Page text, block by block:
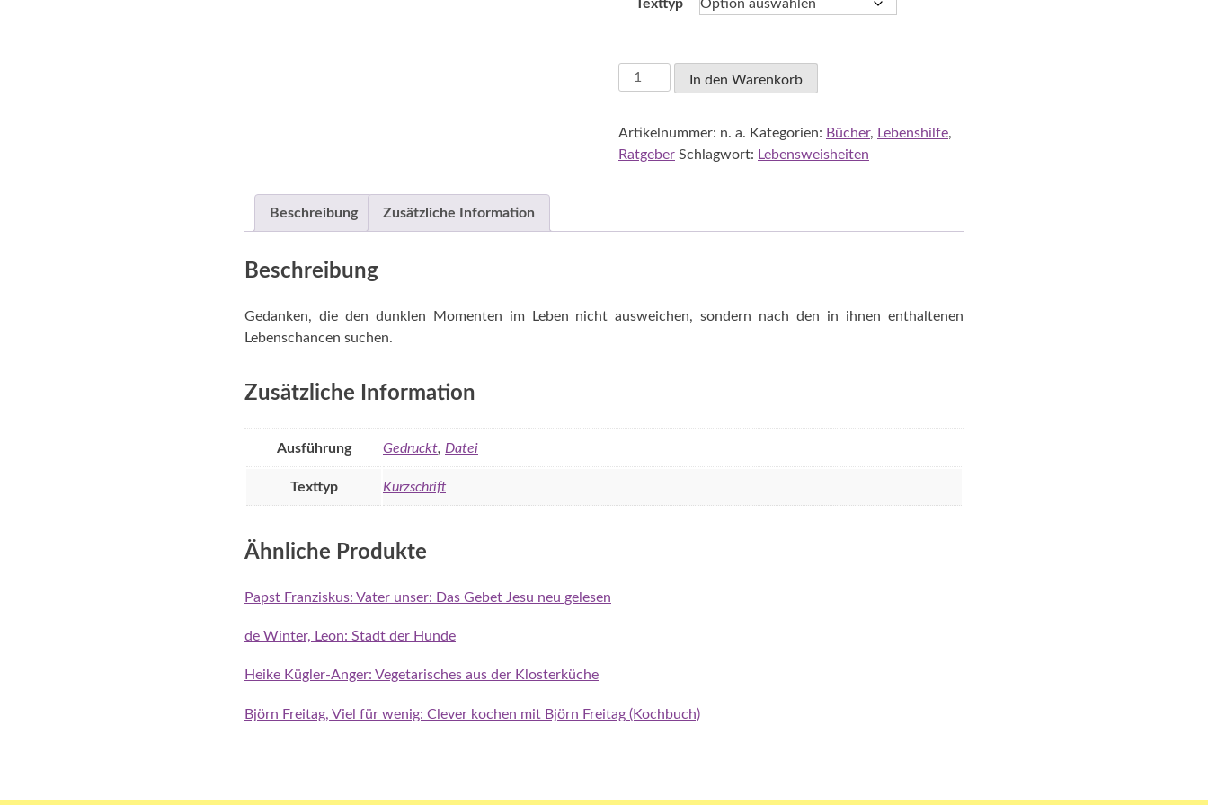
Texttyp
Schaffer,
Ulrich:
weil
du
In den Warenkorb
Artikelnummer: n. a. Kategorien: Bücher, Lebenshilfe,
Ratgeber Schlagwort: Lebensweisheiten
Beschreibung Zusätzliche Information
Beschreibung
Gedanken, die den dunklen Momenten im Leben nicht ausweichen, sondern nach den in ihnen enthaltenen
Lebenschancen suchen.
Zusätzliche Information
Ausführung Gedruckt, Datei
Texttyp Kurzschrift
Ähnliche Produkte
Papst Franziskus: Vater unser: Das Gebet Jesu neu gelesen
de Winter, Leon: Stadt der Hunde
Heike Kügler-Anger: Vegetarisches aus der Klosterküche
Björn Freitag, Viel für wenig: Clever kochen mit Björn Freitag (Kochbuch)